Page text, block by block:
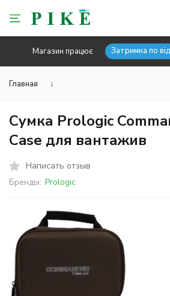
Магазин працює Затримка по
Главная ↓
Сумка Prologic
Case для вантажив
Написать отзыв
Бренды: Prologic